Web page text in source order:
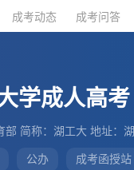
成考动态 成考问答
学成人高考
部 简称：湖工大 地址：
公办 成考函授站
成考动态 成考问答